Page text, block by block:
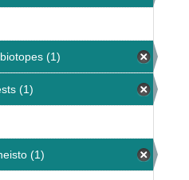
(1)
(1)
(1)